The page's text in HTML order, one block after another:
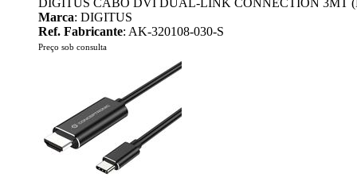
DIGITUS CABO DVI DUAL-LINK CONNECTION 3MT
Marca: DIGITUS
Ref. Fabricante: AK-320108-030-S
Preço sob consulta